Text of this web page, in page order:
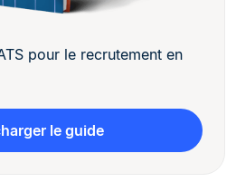
pour le recrutement en
le guide